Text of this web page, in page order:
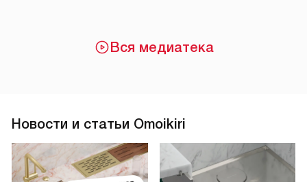
Вся медиатека
Новости и статьи Omoikiri